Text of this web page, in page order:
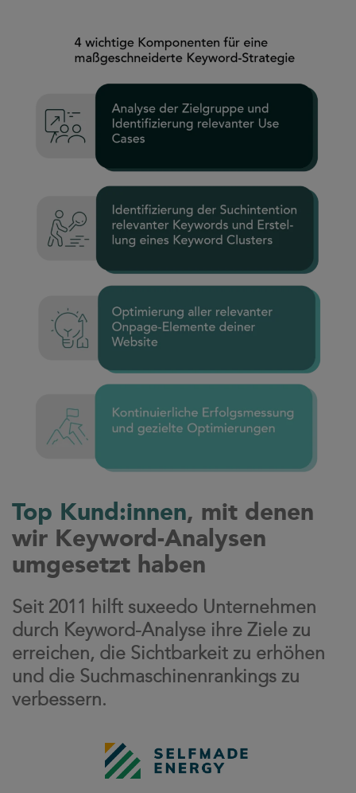
Top Kund:innen, mit denen
wir Keyword-Analysen
umgesetzt haben
Seit 2011 hilft suxeedo Unternehmen
durch Keyword-Analyse ihre Ziele zu
erreichen, die Sichtbarkeit zu erhöhen
und die Suchmaschinenrankings zu
verbessern.